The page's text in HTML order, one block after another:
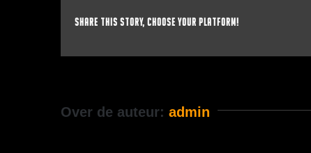
Share This Story, Choose Your Platform!
Over de auteur: admin